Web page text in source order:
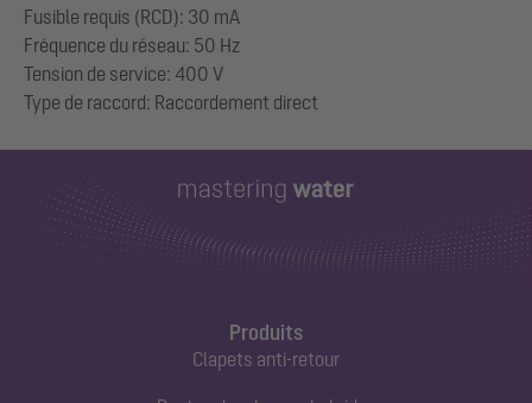
Fusible requis (RCD): 30 mA
Fréquence du réseau: 50 Hz
Tension de service: 400 V
Produits
Clapets anti-retour